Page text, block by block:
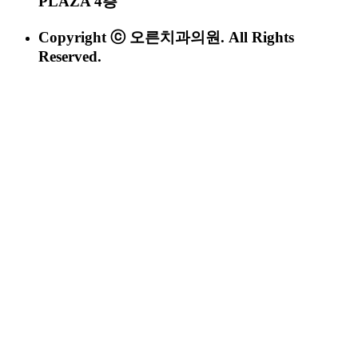
Copyright ⓒ 오른치과의원. All Rights
Reserved.